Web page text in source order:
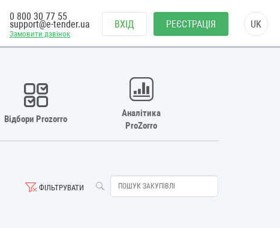
Замовити дзвінок
0 800 30 77 55
support@e-tender.ua ВХІД РЕЄСТРАЦІЯ UK
Відбори Prozorro
Аналітика
ProZorro
ФІЛЬТРУВАТИ